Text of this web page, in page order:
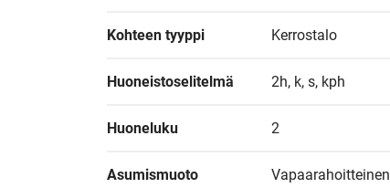
Kohteen tyyppi Kerrostalo
Huoneistoselitelmä 2h, k, s, kph
Huoneluku 2
Asumismuoto Vapaarahoitteinen